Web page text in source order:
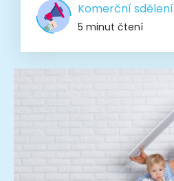
Komerční sdělení
5 minut čtení